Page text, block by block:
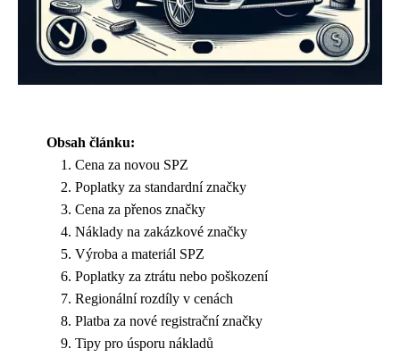
Obsah článku:
Cena za novou SPZ
Poplatky za standardní značky
Cena za přenos značky
Náklady na zakázkové značky
Výroba a materiál SPZ
Poplatky za ztrátu nebo poškození
Regionální rozdíly v cenách
Platba za nové registrační značky
Tipy pro úsporu nákladů